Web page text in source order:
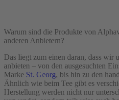
Warum sind die Produkte von
anderen Anbietern?
Das liegt zum einen daran, dass wir
anbieten – von den ausgesuchten
Marke St. Georg, bis hin zu den
Ähnlich wie beim Tee gibt es
Herstellung werden nicht nur